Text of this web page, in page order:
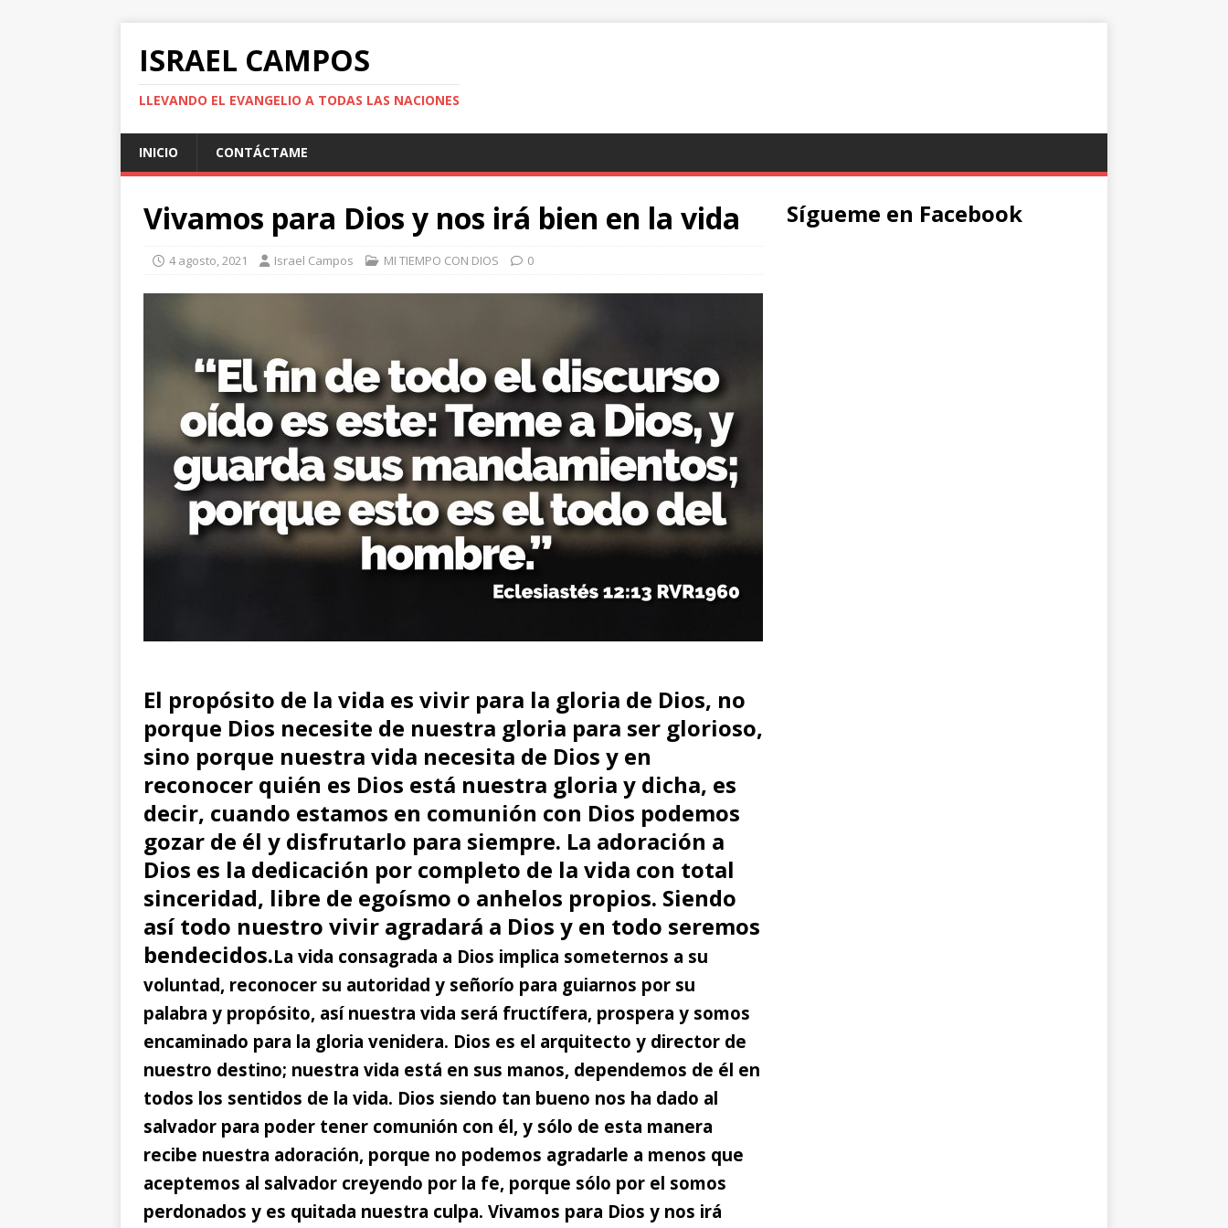
ISRAEL CAMPOS
LLEVANDO EL EVANGELIO A TODAS LAS NACIONES
INICIO CONTÁCTAME
Vivamos para Dios y nos irá bien en la vida
4 agosto, 2021 Israel Campos MI TIEMPO CON DIOS 0
El propósito de la vida es vivir para la gloria de Dios, no
porque Dios necesite de nuestra gloria para ser glorioso,
sino porque nuestra vida necesita de Dios y en
reconocer quién es Dios está nuestra gloria y dicha, es
decir, cuando estamos en comunión con Dios podemos
gozar de él y disfrutarlo para siempre. La adoración a
Dios es la dedicación por completo de la vida con total
sinceridad, libre de egoísmo o anhelos propios. Siendo
así todo nuestro vivir agradará a Dios y en todo seremos
bendecidos.La vida consagrada a Dios implica someternos a su
voluntad, reconocer su autoridad y señorío para guiarnos por su
palabra y propósito, así nuestra vida será fructífera, prospera y somos
encaminado para la gloria venidera. Dios es el arquitecto y director de
nuestro destino; nuestra vida está en sus manos, dependemos de él en
todos los sentidos de la vida. Dios siendo tan bueno nos ha dado al
salvador para poder tener comunión con él, y sólo de esta manera
recibe nuestra adoración, porque no podemos agradarle a menos que
aceptemos al salvador creyendo por la fe, porque sólo por el somos
perdonados y es quitada nuestra culpa. Vivamos para Dios y nos irá
Sígueme en Facebook